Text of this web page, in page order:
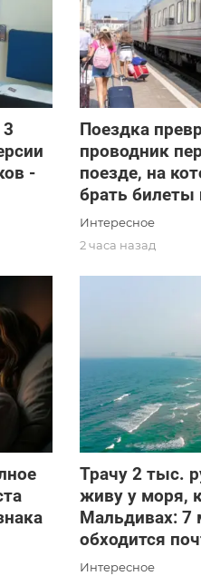
-
Поездка
проводник
поезде, на
брать билеты
Интересное
2 часа назад
Трачу 2 тыс.
живу у моря,
Мальдивах: 7
обходится
Интересное